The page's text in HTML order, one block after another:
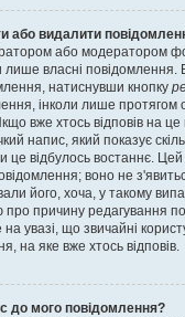
або видалити
або модератором
лише власні
натиснувши кнопку
інколи лише протягом
вже хтось відповів на це
напис, який показує
це відбулось востаннє.
воно не
його, хоча, у такому
причину редагування
увазі, що звичайні
на яке вже хтось відповів.
до мого повідомлення?